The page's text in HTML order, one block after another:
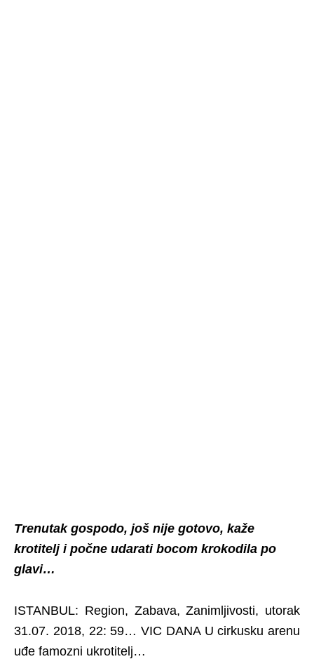
Trenutak gospodo, još nije gotovo, kaže
krotitelj i počne udarati bocom krokodila po
glavi…
ISTANBUL: Region, Zabava, Zanimljivosti, utorak
31.07. 2018, 22: 59… VIC DANA U cirkusku arenu
uđe famozni ukrotitelj…